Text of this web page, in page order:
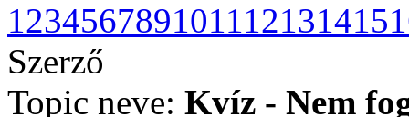
123456789101112131415
Szerző
Topic neve: Kvíz - Nem